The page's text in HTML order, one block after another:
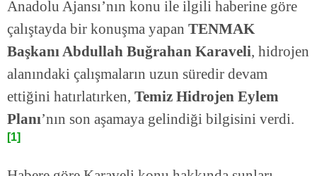
Anadolu Ajansı’nın konu ile ilgili haberine göre
çalıştayda bir konuşma yapan TENMAK
Başkanı Abdullah Buğrahan Karaveli, hidrojen
alanındaki çalışmaların uzun süredir devam
ettiğini hatırlatırken, Temiz Hidrojen Eylem
Planı’nın son aşamaya gelindiği bilgisini verdi.
[1]